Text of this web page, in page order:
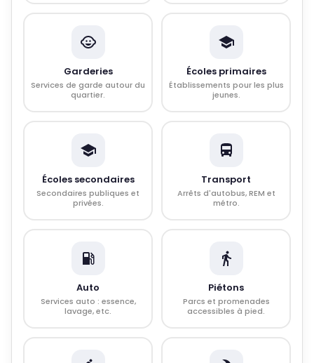
Garderies
Services de garde autour du
quartier.
Écoles primaires
Établissements pour les plus
jeunes.
Écoles secondaires
Secondaires publiques et
privées.
Transport
Arrêts d'autobus, REM et
métro.
Auto
Services auto : essence,
lavage, etc.
Piétons
Parcs et promenades
accessibles à pied.